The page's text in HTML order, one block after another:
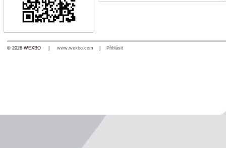
© 2026 WEXBO | www.wexbo.com Přihlásit